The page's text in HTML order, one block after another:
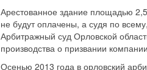
Арестованное здание площадью
не будут оплачены, а судя по
Арбитражный суд Орловской
производства о призвании
Осенью 2013 года в орловский